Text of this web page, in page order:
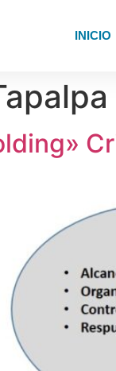
INICIO